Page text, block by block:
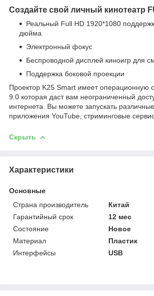
Создайте свой личный кинотеатр
Реальный Full HD 1920*1080
дюйма
Электронный фокус
Беспроводной дисплей киноигр для
Поддержка боковой проекции
Проектор K25 Smart имеет операционную
9.0 которая даст вам неограниченный
интернета. Вы можете запускать различные
приложения YouTube, стриминговые
Скрыть
Характеристики
Основные
Страна производитель
Китай
Гарантийный срок
12 мес
Состояние
Новое
Материал
Пластик
Интерфейсы
USB